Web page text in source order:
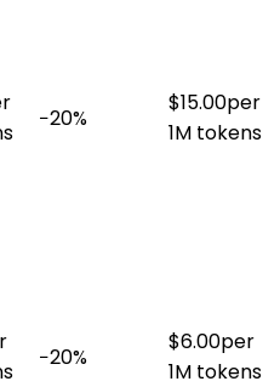
−20%
$15.00per
1M tokens
−20%
$6.00per
1M tokens